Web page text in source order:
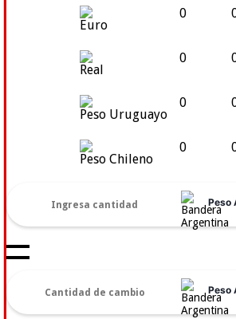
Euro
0
Real
0
Peso Uruguayo
0
Peso Chileno
0